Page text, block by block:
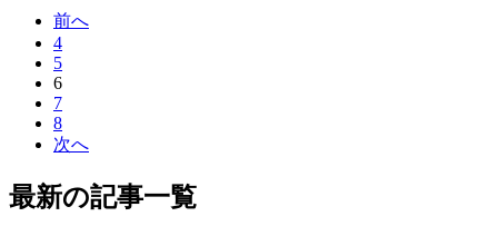
前へ
4
5
6
7
8
次へ
最新の記事一覧